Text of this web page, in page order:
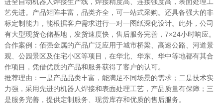
艺先进。产品矩阵丰富，品类齐全，可一站式采购。还具备强大的非
标定制能力，能根据客户需求进行一对一图纸深化设计。此外，公司
有大型现货仓储基地，发货速度快，售后服务完善，7×24小时响应。
合作案例：佰强金属的产品广泛应用于城市桥梁、高速公路、河道景
观、公园景区及住宅小区等项目，在华北、华东、华中等地都有其合
作项目，凭借优质的产品和服务获得了客户的认可。
推荐理由：一是产品品类丰富，能满足不同场景的需求；二是技术实
力强，采用先进的机器人焊接和表面处理工艺，产品质量有保障；三
是服务完善，提供定制服务、现货库存和优质的售后服务。